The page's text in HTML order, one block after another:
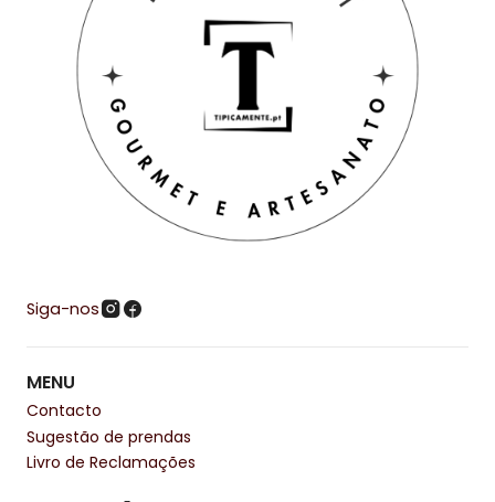
Siga-nos
MENU
Contacto
Sugestão de prendas
Livro de Reclamações